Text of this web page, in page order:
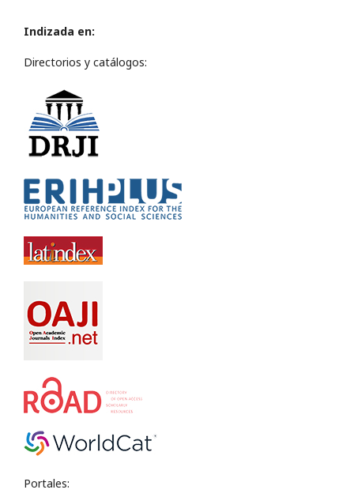
Indizada en:
Directorios y catálogos:
Portales: